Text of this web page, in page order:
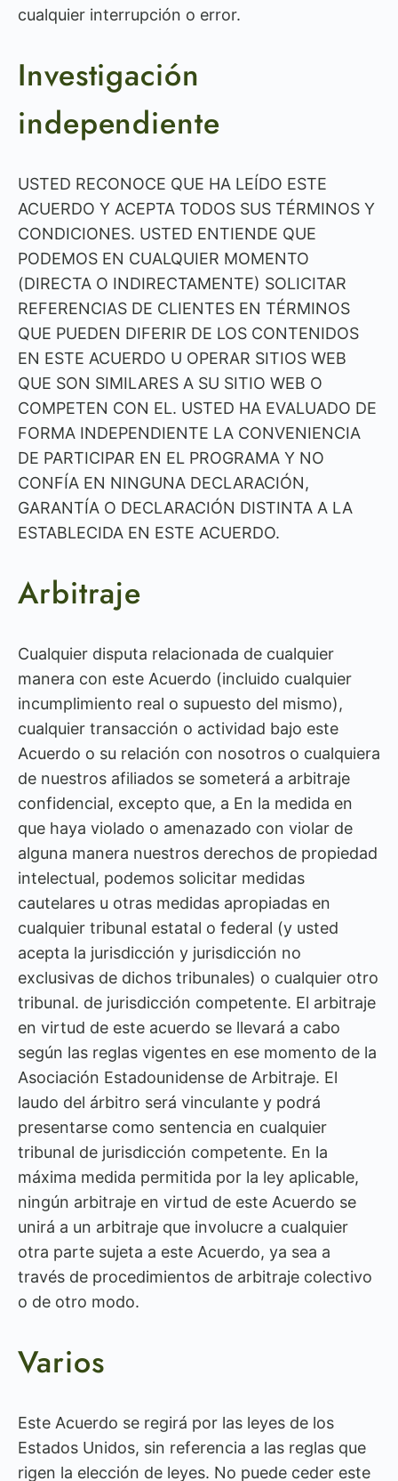
cualquier interrupción o error.
Investigación
independiente
USTED RECONOCE QUE HA LEÍDO ESTE
ACUERDO Y ACEPTA TODOS SUS TÉRMINOS Y
CONDICIONES. USTED ENTIENDE QUE
PODEMOS EN CUALQUIER MOMENTO
(DIRECTA O INDIRECTAMENTE) SOLICITAR
REFERENCIAS DE CLIENTES EN TÉRMINOS
QUE PUEDEN DIFERIR DE LOS CONTENIDOS
EN ESTE ACUERDO U OPERAR SITIOS WEB
QUE SON SIMILARES A SU SITIO WEB O
COMPETEN CON EL. USTED HA EVALUADO DE
FORMA INDEPENDIENTE LA CONVENIENCIA
DE PARTICIPAR EN EL PROGRAMA Y NO
CONFÍA EN NINGUNA DECLARACIÓN,
GARANTÍA O DECLARACIÓN DISTINTA A LA
ESTABLECIDA EN ESTE ACUERDO.
Arbitraje
Cualquier disputa relacionada de cualquier
manera con este Acuerdo (incluido cualquier
incumplimiento real o supuesto del mismo),
cualquier transacción o actividad bajo este
Acuerdo o su relación con nosotros o cualquiera
de nuestros afiliados se someterá a arbitraje
confidencial, excepto que, a En la medida en
que haya violado o amenazado con violar de
alguna manera nuestros derechos de propiedad
intelectual, podemos solicitar medidas
cautelares u otras medidas apropiadas en
cualquier tribunal estatal o federal (y usted
acepta la jurisdicción y jurisdicción no
exclusivas de dichos tribunales) o cualquier otro
tribunal. de jurisdicción competente. El arbitraje
en virtud de este acuerdo se llevará a cabo
según las reglas vigentes en ese momento de la
Asociación Estadounidense de Arbitraje. El
laudo del árbitro será vinculante y podrá
presentarse como sentencia en cualquier
tribunal de jurisdicción competente. En la
máxima medida permitida por la ley aplicable,
ningún arbitraje en virtud de este Acuerdo se
unirá a un arbitraje que involucre a cualquier
otra parte sujeta a este Acuerdo, ya sea a
través de procedimientos de arbitraje colectivo
o de otro modo.
Varios
Este Acuerdo se regirá por las leyes de los
Estados Unidos, sin referencia a las reglas que
rigen la elección de leyes. No puede ceder este